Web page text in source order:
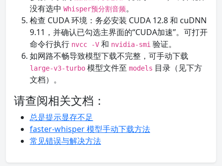
没有选中 Whisper预分割音频。
检查 CUDA 环境：务必安装 CUDA 12.8 和 cuDNN
9.11，并确认已勾选主界面的“CUDA加速”。可打开
命令行执行 nvcc -V 和 nvidia-smi 验证。
如网路不畅导致模型下载不完整，可手动下载
large-v3-turbo 模型文件至 models 目录（见下方
文档）。
请查阅相关文档：
总是提示显存不足
faster-whisper 模型手动下载方法
常见错误与解决方法